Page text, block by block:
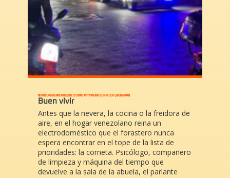
NI FREIDORA DE AIRE NI FREEZER: CORNETAS Y PARLANTES SON LOS QUE MANDAN
Buen vivir
Antes que la nevera, la cocina o la freidora de
aire, en el hogar venezolano reina un
electrodoméstico que el forastero nunca
espera encontrar en el tope de la lista de
prioridades: la corneta. Psicólogo, compañero
de limpieza y máquina del tiempo que
devuelve a la sala de la abuela, el parlante